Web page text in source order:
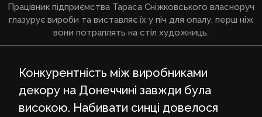
Працівник підприємства Тараса Сніжковського власноруч
глазурує вироби та виставляє їх у піч для опалу, перш ніж
вони потраплять на стіл художниць.
Конкурентність між виробниками
декору на Донеччині завжди була
високою. Набивати синці довелося